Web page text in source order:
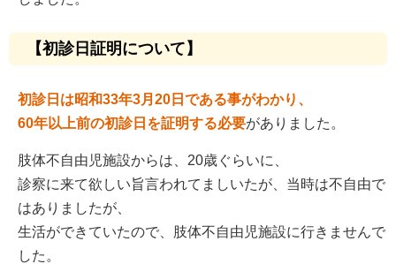
【初診日証明について】
初診日は昭和33年3月20日である事がわかり、
60年以上前の初診日を証明する必要がありました。
肢体不自由児施設からは、20歳ぐらいに、
診察に来て欲しい旨言われてましいたが、当時は不自由で
はありましたが、
生活ができていたので、肢体不自由児施設に行きませんで
した。